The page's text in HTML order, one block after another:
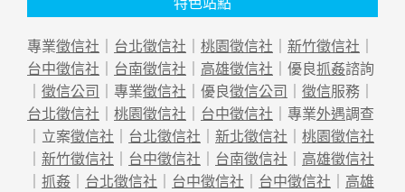
專業徵信社 ｜ 台北徵信社 ｜ 桃園徵信社 ｜ 新竹徵信社 ｜
台中徵信社 ｜ 台南徵信社 ｜ 高雄徵信社 ｜優良抓姦諮詢
｜ 徵信公司 ｜專業徵信社 ｜優良徵信公司 ｜ 徵信服務｜
台北徵信社 ｜ 桃園徵信社 ｜ 台中徵信社 ｜專業外遇調查
｜立案徵信社 ｜ 台北徵信社 ｜ 新北徵信社 ｜ 桃園徵信社
｜ 新竹徵信社 ｜ 台中徵信社 ｜ 台南徵信社 ｜ 高雄徵信社
｜ 抓姦 ｜ 台北徵信社 ｜ 台中徵信社 ｜ 台中徵信社 ｜ 高雄